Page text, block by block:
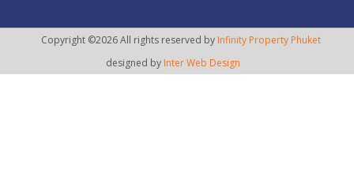
Copyright ©2026 All rights reserved by Infinity Property Phuket
designed by Inter Web Design